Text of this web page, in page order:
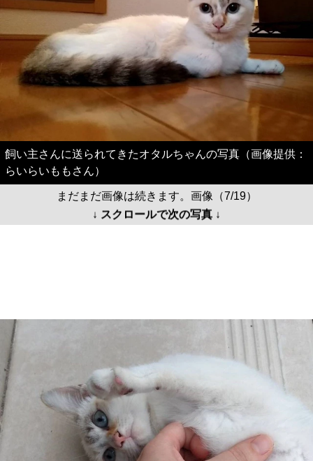
飼い主さんに送られてきたオタルちゃんの写真（画像提供：
らいらいももさん）
まだまだ画像は続きます。画像（7/19）
↓ スクロールで次の写真 ↓